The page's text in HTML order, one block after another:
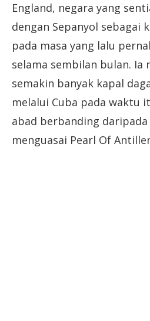
England, negara yang
dengan Sepanyol sebagai
pada masa yang lalu
selama sembilan bulan. Ia
semakin banyak kapal
melalui Cuba pada waktu
abad berbanding daripada
menguasai Pearl Of